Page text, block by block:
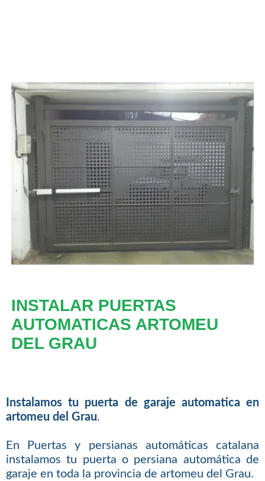
INSTALAR PUERTAS
AUTOMATICAS ARTOMEU
DEL GRAU
Instalamos tu puerta de garaje automatica en
artomeu del Grau.
En Puertas y persianas automáticas catalana
instalamos tu puerta o persiana automática de
garaje en toda la provincia de artomeu del Grau.